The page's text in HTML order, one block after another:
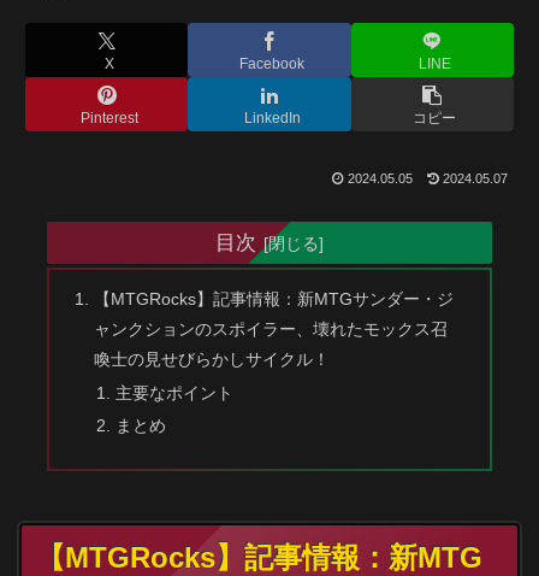
X Facebook LINE
Pinterest LinkedIn コピー
2024.05.05 2024.05.07
目次
【MTGRocks】記事情報：新MTGサンダー・ジ
ャンクションのスポイラー、壊れたモックス召
喚士の見せびらかしサイクル！
主要なポイント
まとめ
【MTGRocks】記事情報：新MTG